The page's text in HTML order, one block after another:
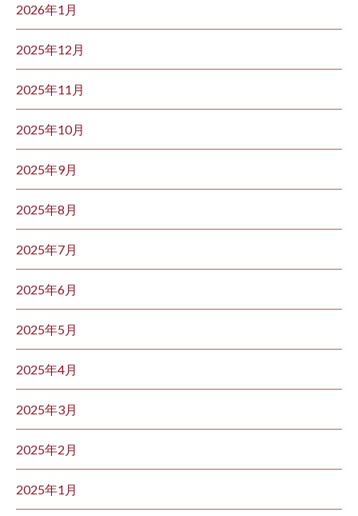
2026年1月
2025年12月
2025年11月
2025年10月
2025年9月
2025年8月
2025年7月
2025年6月
2025年5月
2025年4月
2025年3月
2025年2月
2025年1月